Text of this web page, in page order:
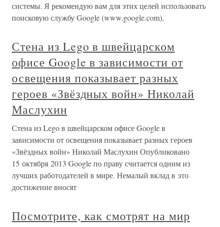
системы. Я рекомендую вам для этих целей использовать
поисковую службу Google (www.google.com),
Стена из Lego в швейцарском
офисе Google в зависимости от
освещения показывает разных
героев «Звёздных войн» Николай
Маслухин
Стена из Lego в швейцарском офисе Google в
зависимости от освещения показывает разных героев
«Звёздных войн» Николай Маслухин Опубликовано
15 октября 2013 Google по праву считается одним из
лучших работодателей в мире. Немалый вклад в это
достижение вносят
Посмотрите, как смотрят на мир